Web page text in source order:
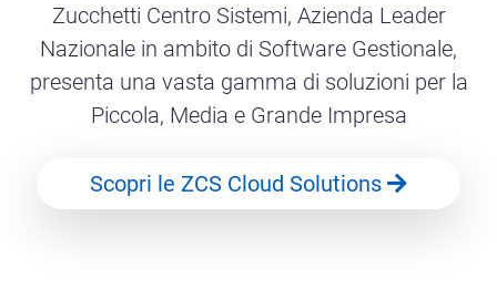
Zucchetti Centro Sistemi, Azienda Leader
Nazionale in ambito di Software Gestionale,
presenta una vasta gamma di soluzioni per la
Piccola, Media e Grande Impresa
Scopri le ZCS Cloud Solutions